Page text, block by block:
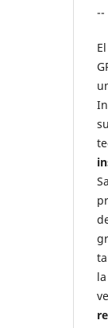
--
la